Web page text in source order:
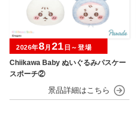
Chiikawa Baby ぬいぐるみパスケー
スポーチ②
2026年8月 21 日～登場